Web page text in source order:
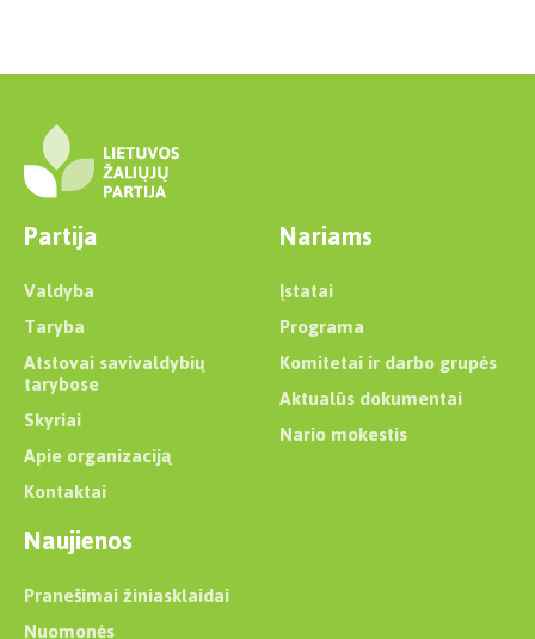
Partija
Valdyba
Taryba
Atstovai savivaldybių
tarybose
Skyriai
Apie organizaciją
Kontaktai
Nariams
Įstatai
Programa
Komitetai ir darbo grupės
Aktualūs dokumentai
Nario mokestis
Naujienos
Pranešimai žiniasklaidai